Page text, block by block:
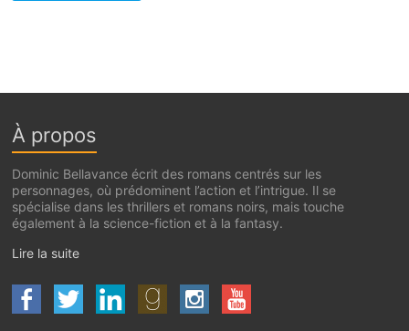
À propos
Dominic Bellavance écrit des romans centrés sur les
personnages, où prédominent l’action et l’intrigue. Il se
spécialise dans les thrillers et romans noirs, mais touche
également à la science-fiction et à la fantasy.
Lire la suite